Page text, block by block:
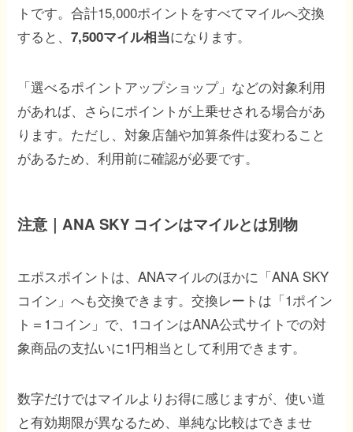
トです。合計15,000ポイントをすべてマイルへ交換
すると、7,500マイル相当になります。
「選べるポイントアップショップ」などの対象利用
があれば、さらにポイントが上乗せされる場合があ
ります。ただし、対象店舗や加算条件は変わること
があるため、利用前に確認が必要です。
注意｜ANA SKY コインはマイルとは別物
エポスポイントは、ANAマイルのほかに「ANA SKY
コイン」へも交換できます。交換レートは「1ポイン
ト＝1コイン」で、1コインはANA公式サイトでの対
象商品の支払いに1円相当として利用できます。
数字だけではマイルよりお得に感じますが、使い道
と有効期限が異なるため、単純な比較はできませ